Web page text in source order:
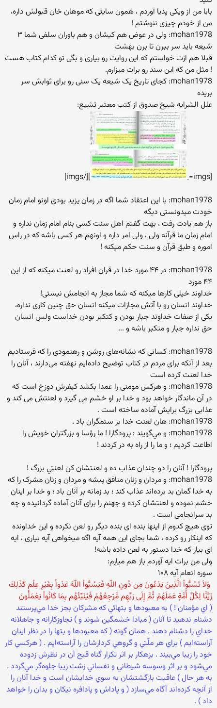
بابا من از ویکی پدیا آوردم ، همون سایتی که موهان خان قبولش داره،
من از خودم چیزی ننوشتم !
mohan1978: ولی در عوض هم کیشان و هم باوران سلفی شما ۳
شیعه باید سر ببرن تا برن بهشت
قبلا هم ازت خواستم که این روایت رو بیاری و بگی تو کدام کتاب هست
! مثل من که این سند رو برات میزارم.
mohan1978: کجای تاریخ یک شیعه یک سنی رو برای ثوابش سر
بریده
علل الشرایه شیخ صدوق از کتب معتبر تشیع:
[imgs=
][/imgs]
mohan1978: با این اعتقاد شما اگه در زمان یزید بودی اونو امام زمان
خودت میدونستی دیگه
باز هم یادت رفت ، بهت گفتم اهل سنت کسی بنام امام زمان نداره و
امام زمان ما قرآنه ولی ، ولی امر داره و اونهم هر کسی باشه که در راس
اموره و طبق قرآن و سنت حکم میکنه !
mohan1978: در ۴۴ مورد خدا در قران افراد رو لعنت میکنه که از این
۴۴ مورد
خداوند خیلی کارها میکنه که شما مجاز به انجامش نیستی!
خداوند انسان رو با آتش مجازات میکنه انسان حق چنین کاری نداره،
یکی از صفات خداوند جبار بودن و کتکبر بودن خداست ولس انسان
حق نداره جبار و متکبر باشه و ...
mohan1978: کسانی که نشانه‌های روشن و رهنمودی را که فرستاديم
بعد از آنکه برای مردم در کتاب توضيح داده‌ايم نهفته می‌دارند ، آنان را
خدا لعنت کرده است
mohan1978: و هرکس مومنی را عمدا بکشد کيفرش دوزخ است که
در آن ماندگار خواهد بود و خدا بر او خشم می گيرد و لعنتش می کند و
عذابی بزرگ برايش آماده ساخته است .
mohan1978: هان لعنت خدا بر ستمگران باد .
mohan1978: و مي‌گويند : پرودگارا ! ما رؤسا و بزرگتران خويش را
اطاعت كرديم ؛ و ما را از راه به در كردند !
پرودگارا ! آنان را دو چندان عذاب ده و لعنتشان كن لعنتي بزرگ !
mohan1978: و مردان و زنان منافق پيشه و مردان و زنان مشرک را که
به خدا گمان بد برده‌اند عذاب کند ؛ بد زمانه بر آنان باد ؛ و خدا بر اينان
خشم نموده و لعنتشان کرده و جهنم را برای آنان آماده گردانيده و چه
بد سرانجامی است .
توی هیچ کدوم از اینها بنده ای بنده دیگر رو لعن نکرده و این خداونده
که اینکار رو کرده ، شما بجای این همه آیه اگه میخواهی آیه بیاری ، ایه
ای بیار که خدا دستور به لعن داده باشه!
ولی من برات ایه آوردم باز هم میارم:
سوره انعام آیه ۱۰۸
‏ وَلاَ تَسُبُّواْ الَّذِينَ يَدْعُونَ مِن دُونِ اللّهِ فَيَسُبُّواْ اللّهَ عَدْواً بِغَيْرِ عِلْمٍ كَذَلِكَ
زَيَّنَّا لِكُلِّ أُمَّةٍ عَمَلَهُمْ ثُمَّ إِلَى رَبِّهِم مَّرْجِعُهُمْ فَيُنَبِّئُهُم بِمَا كَانُواْ يَعْمَلُونَ ‏
‏( اي مؤمنان ! ) به معبودها و بتهائي كه مشركان بجز خدا مي‌پرستند
دشنام ندهيد تا آنان ( مبادا خشمگين شوند و ) تجاوزكارانه و جاهلانه
خداي را دشنام دهند . همان گونه ( كه معبودها و بتها را در نظر اينان
آراسته‌ايم ) براي هر ملّتي و گروهي كردارشان را آراسته‌ايم . ( هركسي كار
خود را زيبا مي‌بيند . بزهكار بر اثر تكرار گناه قبح آن در نظرش زدوده
مي‌شود و بر اثر وسوسه شيطاني و نفساني زشت زيبا جلوه‌گر مي‌گردد .
به هر حال ) عاقبت بازگشتشان به سوي خدايشان است و خدا آنان را
از آنچه كرده‌اند آگاه مي‌سازد ( و پاداش و پادافره نيكان و بدان را خواهد
داد ) .‏